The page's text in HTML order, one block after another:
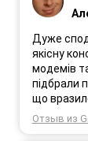
вирішила
менеджер
дівчина
порадила
поїхала
Олеся
Дуже
якісну
модемів
підбрали
що
гаразд
Отзыв из